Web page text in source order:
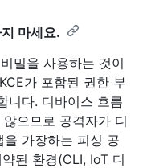
마세요.
밀을 사용하는 것이
가 포함된 권한 부
니다. 디바이스 흐름
으므로 공격자가 디
가장하는 피싱 공
된 환경(CLI, IoT 디